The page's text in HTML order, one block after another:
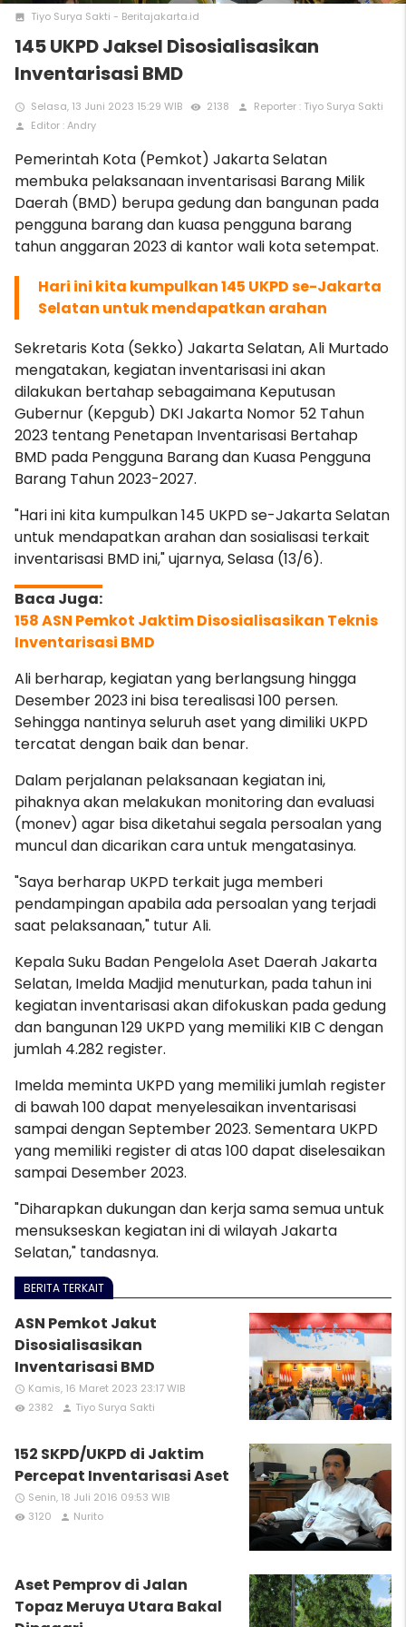
photo Tiyo Surya Sakti - Beritajakarta.id
145 UKPD Jaksel Disosialisasikan
Inventarisasi BMD
access_time Selasa, 13 Juni 2023 15:29 WIB remove_red_eye 2138 person Reporter : Tiyo Surya Sakti
person Editor : Andry
Pemerintah Kota (Pemkot) Jakarta Selatan
membuka pelaksanaaninventarisasi Barang Milik
Daerah (BMD) berupa gedung dan bangunan pada
pengguna barang dan kuasa pengguna barang
tahun anggaran 2023 di kantor wali kota setempat.
Hari ini kita kumpulkan 145 UKPD se-Jakarta
Selatan untuk mendapatkan arahan
Sekretaris Kota (Sekko) Jakarta Selatan, Ali Murtado
mengatakan, kegiatan inventarisasi ini akan
dilakukan bertahap sebagaimana Keputusan
Gubernur (Kepgub) DKI Jakarta Nomor 52 Tahun
2023 tentang Penetapan Inventarisasi Bertahap
BMD pada Pengguna Barang dan Kuasa Pengguna
Barang Tahun 2023-2027.
"Hari ini kita kumpulkan 145 UKPD se-Jakarta Selatan
untuk mendapatkan arahan dan sosialisasi terkait
inventarisasi BMD ini," ujarnya, Selasa (13/6).
158 ASN Pemkot Jaktim Disosialisasikan Teknis
Inventarisasi BMD
Ali berharap, kegiatan yang berlangsung hingga
Desember 2023 ini bisa terealisasi 100 persen.
Sehingga nantinya seluruh aset yang dimiliki UKPD
tercatat dengan baik dan benar.
Dalam perjalanan pelaksanaan kegiatan ini,
pihaknya akan melakukan monitoring dan evaluasi
(monev) agar bisa diketahui segala persoalan yang
muncul dan dicarikan cara untuk mengatasinya.
"Saya berharap UKPD terkait juga memberi
pendampingan apabila ada persoalan yang terjadi
saat pelaksanaan," tutur Ali.
Kepala Suku Badan Pengelola Aset Daerah Jakarta
Selatan, Imelda Madjid menuturkan, pada tahun ini
kegiatan inventarisasi akan difokuskan pada gedung
dan bangunan 129 UKPD yang memiliki KIB C dengan
jumlah 4.282 register.
Imelda meminta UKPD yang memiliki jumlah register
di bawah 100 dapat menyelesaikan inventarisasi
sampai dengan September 2023. Sementara UKPD
yang memiliki register di atas 100 dapat diselesaikan
sampai Desember 2023.
"Diharapkan dukungan dan kerja sama semua untuk
mensukseskan kegiatan ini di wilayah Jakarta
Selatan," tandasnya.
BERITA TERKAIT
ASN Pemkot Jakut
Disosialisasikan
Inventarisasi BMD
access_time Kamis, 16 Maret 2023 23:17 WIB
remove_red_eye 2382 person Tiyo Surya Sakti
152 SKPD/UKPD di Jaktim
Percepat Inventarisasi Aset
access_time Senin, 18 Juli 2016 09:53 WIB
remove_red_eye 3120 person Nurito
Aset Pemprov di Jalan
Topaz Meruya Utara Bakal